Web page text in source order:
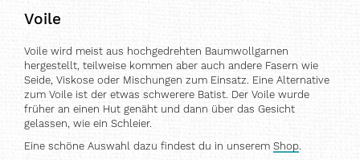
Voile
Voile wird meist aus hochgedrehten Baumwollgarnen
hergestellt, teilweise kommen aber auch andere Fasern wie
Seide, Viskose oder Mischungen zum Einsatz. Eine Alternative
zum Voile ist der etwas schwerere Batist. Der Voile wurde
früher an einen Hut genäht und dann über das Gesicht
gelassen, wie ein Schleier.
Eine schöne Auswahl dazu findest du in unserem Shop.